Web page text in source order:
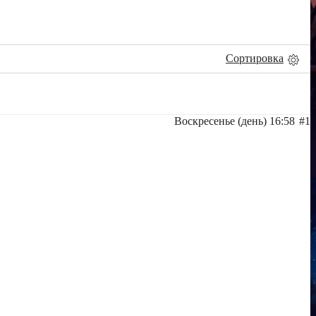
Сортировка
Воскресенье (день) 16:58 #1